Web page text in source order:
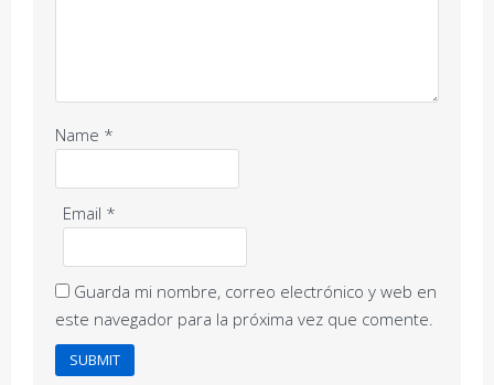
Name *
Email *
Guarda mi nombre, correo electrónico y web en
este navegador para la próxima vez que comente.